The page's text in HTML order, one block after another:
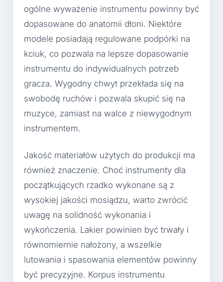
ogólne wyważenie instrumentu powinny być
dopasowane do anatomii dłoni. Niektóre
modele posiadają regulowane podpórki na
kciuk, co pozwala na lepsze dopasowanie
instrumentu do indywidualnych potrzeb
gracza. Wygodny chwyt przekłada się na
swobodę ruchów i pozwala skupić się na
muzyce, zamiast na walce z niewygodnym
instrumentem.
Jakość materiałów użytych do produkcji ma
również znaczenie. Choć instrumenty dla
początkujących rzadko wykonane są z
wysokiej jakości mosiądzu, warto zwrócić
uwagę na solidność wykonania i
wykończenia. Lakier powinien być trwały i
równomiernie nałożony, a wszelkie
lutowania i spasowania elementów powinny
być precyzyjne. Korpus instrumentu